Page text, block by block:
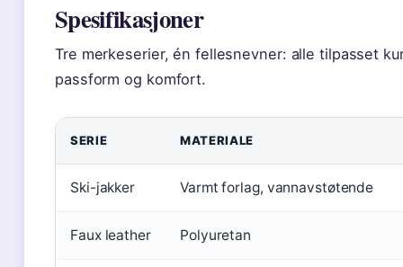
Spesifikasjoner
Tre merkeserier, én fellesnevner: alle tilpasset
passform og komfort.
SERIE MATERIALE
Ski-jakker Varmt forlag, vannavstøtende
Faux leather Polyuretan